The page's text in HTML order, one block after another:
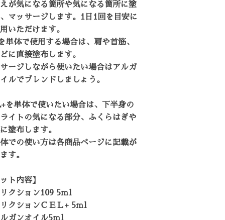
が気になる箇所や気になる箇所に塗
マッサージします。1日1回を目安に
いただけます。
単体で使用する場合は、肩や首筋、
に直接塗布します。
ージしながら使いたい場合はアルガ
ルでブレンドしましょう。
を単体で使いたい場合は、下半身の
イトの気になる部分、ふくらはぎや
塗布します。
での使い方は各商品ページに記載が
す。
ト内容】
クション109 5ｍl
クションＣＥＬ+ 5ｍl
ガンオイル5ｍl